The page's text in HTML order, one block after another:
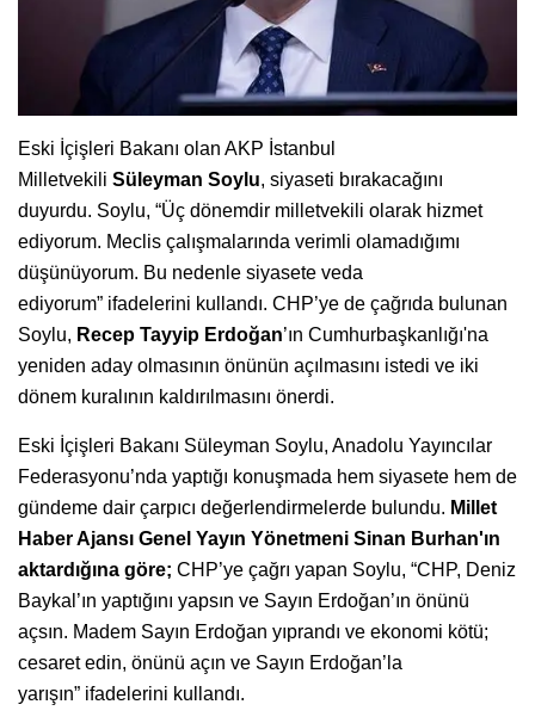
Eski İçişleri Bakanı olan AKP İstanbul
Milletvekili Süleyman Soylu, siyaseti bırakacağını
duyurdu. Soylu, “Üç dönemdir milletvekili olarak hizmet
ediyorum. Meclis çalışmalarında verimli olamadığımı
düşünüyorum. Bu nedenle siyasete veda
ediyorum” ifadelerini kullandı. CHP’ye de çağrıda bulunan
Soylu, Recep Tayyip Erdoğan’ın Cumhurbaşkanlığı'na
yeniden aday olmasının önünün açılmasını istedi ve iki
dönem kuralının kaldırılmasını önerdi.
Eski İçişleri Bakanı Süleyman Soylu, Anadolu Yayıncılar
Federasyonu’nda yaptığı konuşmada hem siyasete hem de
gündeme dair çarpıcı değerlendirmelerde bulundu. Millet
Haber Ajansı Genel Yayın Yönetmeni Sinan Burhan'ın
aktardığına göre; CHP’ye çağrı yapan Soylu, “CHP, Deniz
Baykal’ın yaptığını yapsın ve Sayın Erdoğan’ın önünü
açsın. Madem Sayın Erdoğan yıprandı ve ekonomi kötü;
cesaret edin, önünü açın ve Sayın Erdoğan’la
yarışın” ifadelerini kullandı.